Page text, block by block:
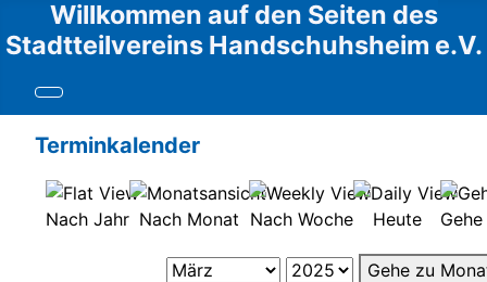
Willkommen auf den Seiten des
Stadtteilvereins Handschuhsheim e.V.
Terminkalender
Nach Jahr Nach Monat Nach Woche Heute
Gehe zu